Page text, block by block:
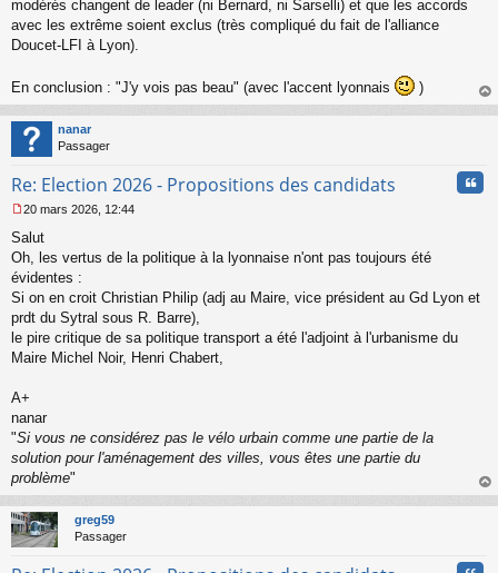
modérés changent de leader (ni Bernard, ni Sarselli) et que les accords
avec les extrême soient exclus (très compliqué du fait de l'alliance
Doucet-LFI à Lyon).
En conclusion : "J'y vois pas beau" (avec l'accent lyonnais )
au
nanar
Passager
Re: Election 2026 - Propositions des candidats
e
s
s
e
n
o
u
20 mars 2026, 12:44
Salut
Oh, les vertus de la politique à la lyonnaise n'ont pas toujours été
évidentes :
Si on en croit Christian Philip (adj au Maire, vice président au Gd Lyon et
prdt du Sytral sous R. Barre),
le pire critique de sa politique transport a été l'adjoint à l'urbanisme du
Maire Michel Noir, Henri Chabert,
A+
nanar
"Si vous ne considérez pas le vélo urbain comme une partie de la
solution pour l'aménagement des villes, vous êtes une partie du
problème"
au
greg59
Passager